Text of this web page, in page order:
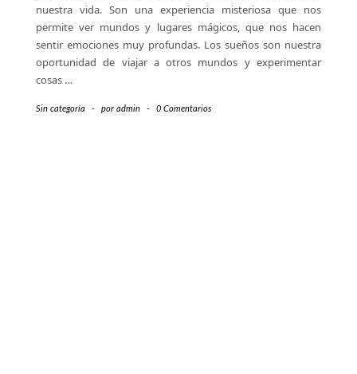
nuestra vida. Son una experiencia misteriosa que nos
permite ver mundos y lugares mágicos, que nos hacen
sentir emociones muy profundas. Los sueños son nuestra
oportunidad de viajar a otros mundos y experimentar
cosas …
Sin categoría - por admin - 0 Comentarios